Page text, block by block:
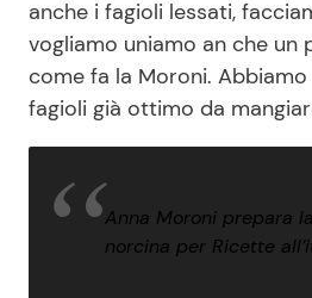
anche i fagioli lessati,
vogliamo uniamo an che un
come fa la Moroni.
fagioli già ottimo da
Anna Moroni prepara
norcina per Ricette